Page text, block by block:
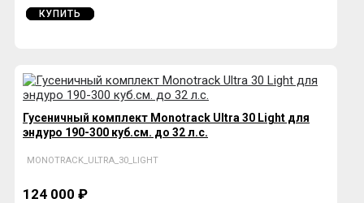
КУПИТЬ
Гусеничный комплект Monotrack Ultra 30 Light для
эндуро 190-300 куб.см. до 32 л.с.
MONOTRACK_ULTRA_30_LIGHT
124 000 ₽